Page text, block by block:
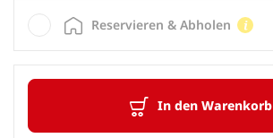
In den Warenkorb
Reservieren & Abholen